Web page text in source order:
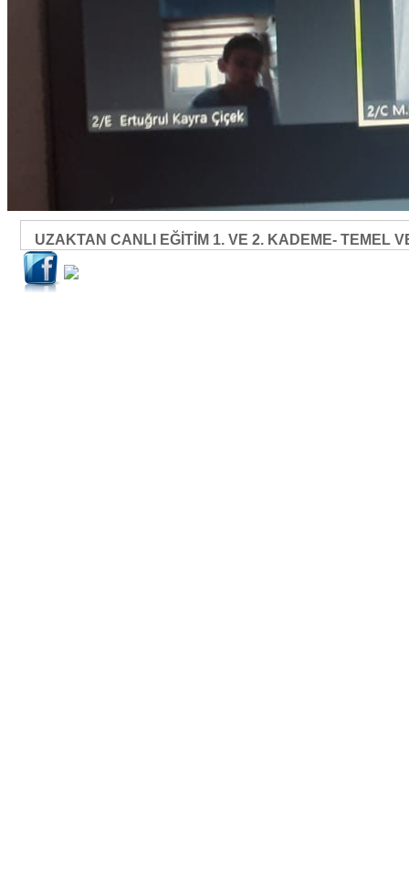
UZAKTAN CANLI EĞİTİM 1. VE 2. KADEME- TEMEL